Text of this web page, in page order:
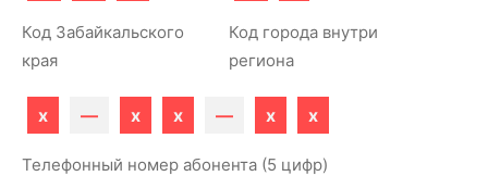
Код Забайкальского
края
Код города внутри
региона
x — x x — x x
Телефонный номер абонента (5 цифр)